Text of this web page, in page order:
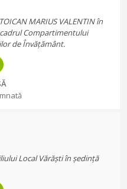
MARIUS VALENTIN în
Compartimentului
de Învățământ.
Local Vărăști în ședință